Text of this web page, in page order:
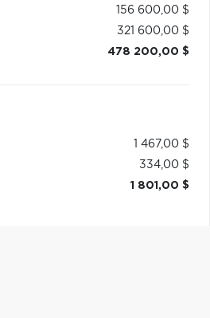
156 600,00 $
321 600,00 $
478 200,00 $
1 467,00 $
334,00 $
1 801,00 $